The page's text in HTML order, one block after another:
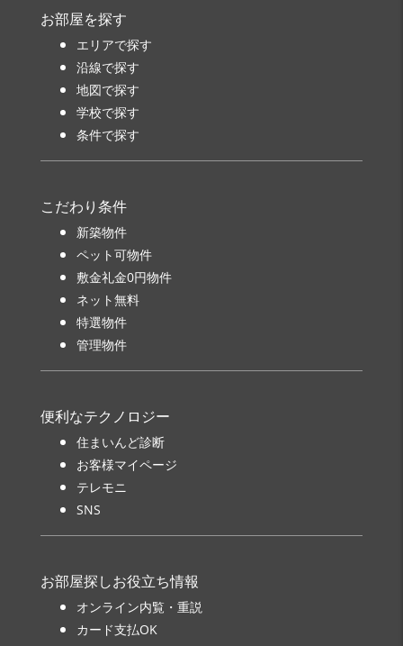
お部屋を探す
エリアで探す
沿線で探す
地図で探す
学校で探す
条件で探す
こだわり条件
新築物件
ペット可物件
敷金礼金0円物件
ネット無料
特選物件
管理物件
便利なテクノロジー
住まいんど診断
お客様マイページ
テレモニ
SNS
お部屋探しお役立ち情報
オンライン内覧・重説
カード支払OK